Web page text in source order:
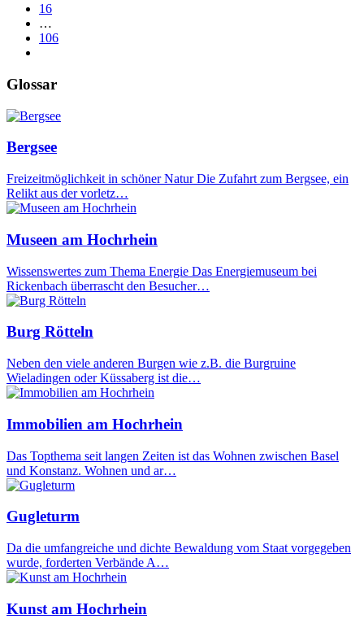
16
…
106
Glossar
Bergsee
Freizeitmöglichkeit in schöner Natur Die Zufahrt zum Bergsee, ein
Relikt aus der vorletz…
Museen am Hochrhein
Wissenswertes zum Thema Energie Das Energiemuseum bei
Rickenbach überrascht den Besucher…
Burg Rötteln
Neben den viele anderen Burgen wie z.B. die Burgruine
Wieladingen oder Küssaberg ist die…
Immobilien am Hochrhein
Das Topthema seit langen Zeiten ist das Wohnen zwischen Basel
und Konstanz. Wohnen und ar…
Gugleturm
Da die umfangreiche und dichte Bewaldung vom Staat vorgegeben
wurde, forderten Verbände A…
Kunst am Hochrhein